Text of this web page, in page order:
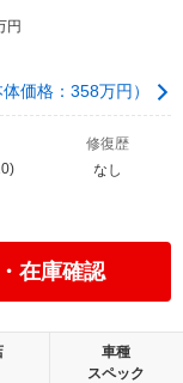
円
価格：358万円）
修復歴
なし
在庫確認
車種
スペック